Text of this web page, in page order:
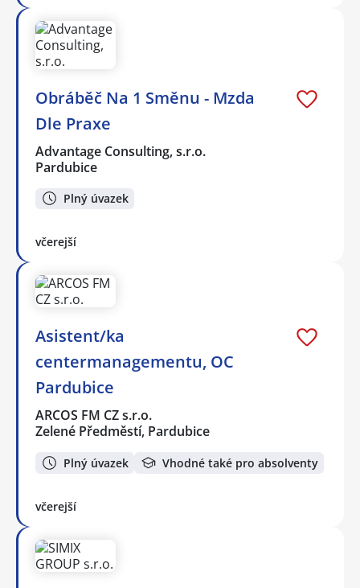
Obráběč Na 1 Směnu - Mzda
Dle Praxe
Advantage Consulting, s.r.o.
Pardubice
Plný úvazek
včerejší
Asistent/ka
centermanagementu, OC
Pardubice
ARCOS FM CZ s.r.o.
Zelené Předměstí, Pardubice
Plný úvazek Vhodné také pro absolventy
včerejší